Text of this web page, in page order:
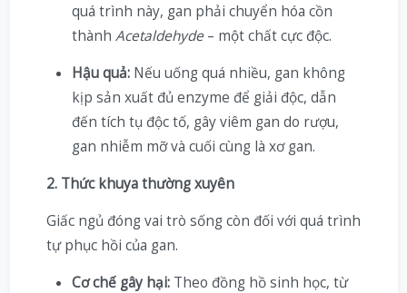
quá trình này, gan phải chuyển hóa cồn
thành Acetaldehyde– một chất cực độc.
Hậu quả:Nếu uống quá nhiều, gan không
kịp sản xuất đủ enzyme để giải độc, dẫn
đến tích tụ độc tố, gây viêm gan do rượu,
gan nhiễm mỡ và cuối cùng là xơ gan.
2. Thức khuya thường xuyên
Giấc ngủ đóng vai trò sống còn đối với quá trình
tự phục hồi của gan.
Cơ chế gây hại:Theo đồng hồ sinh học, từ